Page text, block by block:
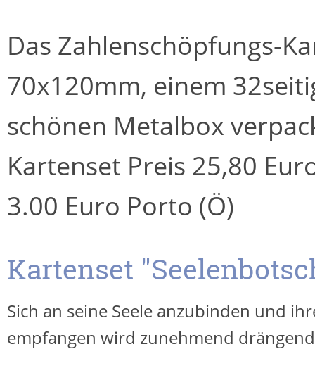
Das Zahlenschöpfungs-
70x120mm, einem
schönen Metalbox
Kartenset Preis 25,80
3.00 Euro Porto (Ö)
Kartenset
Sich an seine Seele anzubinden und
empfangen wird zunehmend